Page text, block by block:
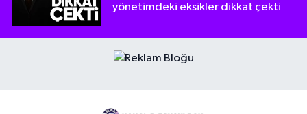
yönetimdeki eksikler dikkat çekti